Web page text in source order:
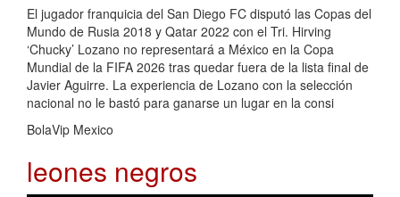
El jugador franquicia del San Diego FC disputó las Copas del
Mundo de Rusia 2018 y Qatar 2022 con el Tri. Hirving
‘Chucky’ Lozano no representará a México en la Copa
Mundial de la FIFA 2026 tras quedar fuera de la lista final de
Javier Aguirre. La experiencia de Lozano con la selección
nacional no le bastó para ganarse un lugar en la consi
BolaVip Mexico
leones negros